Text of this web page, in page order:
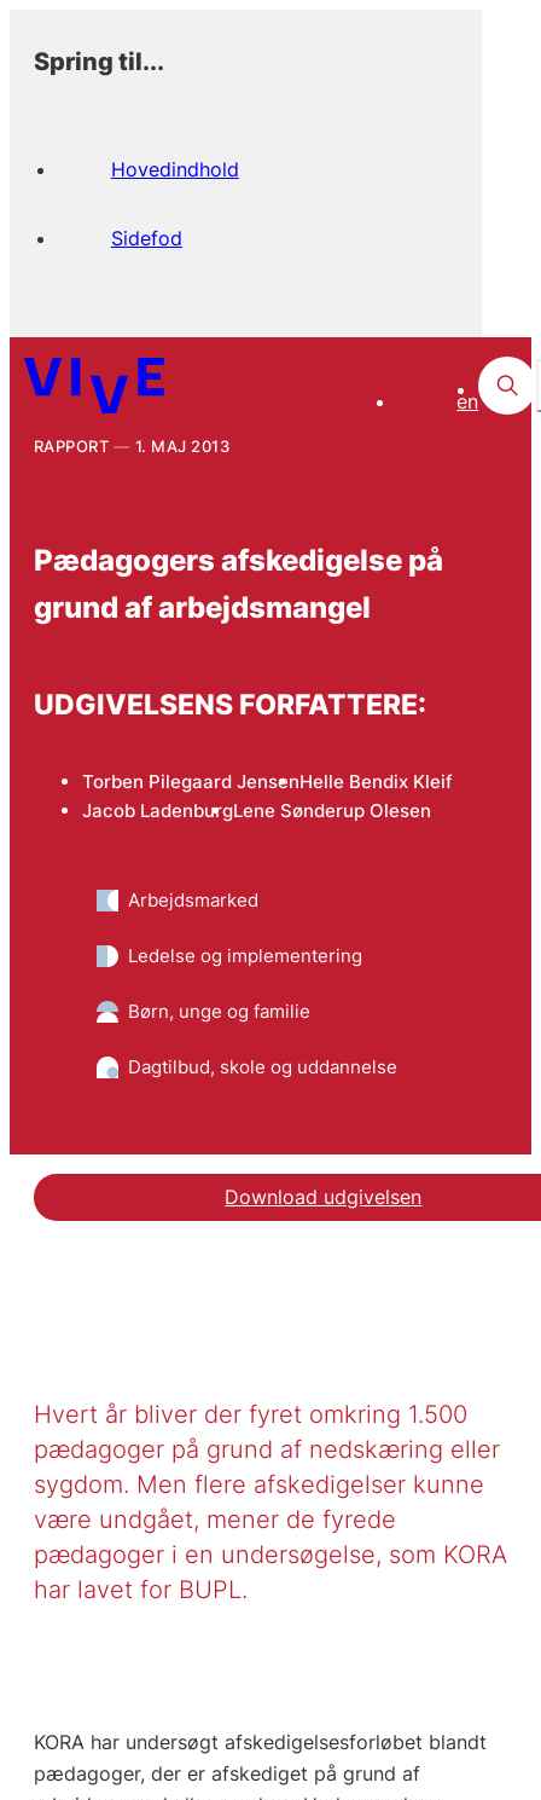
Spring til...
Hovedindhold
Sidefod
en
RAPPORT 1. MAJ 2013
Pædagogers afskedigelse på
grund af arbejdsmangel
UDGIVELSENS FORFATTERE:
Torben Pilegaard JensenHelle Bendix Kleif
Jacob LadenburgLene Sønderup Olesen
Arbejdsmarked
Ledelse og implementering
Børn, unge og familie
Dagtilbud, skole og uddannelse
Download udgivelsen
Hvert år bliver der fyret omkring 1.500
pædagoger på grund af nedskæring eller
sygdom. Men flere afskedigelser kunne
være undgået, mener de fyrede
pædagoger i en undersøgelse, som KORA
har lavet for BUPL.
KORA har undersøgt afskedigelsesforløbet blandt
pædagoger, der er afskediget på grund af